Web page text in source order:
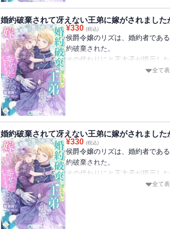
『婚約破棄されて冴えない王弟
ます（１）』には「本編 ポー
編 王弟殿下のことを教えてくだ
トに励む彼と一緒に過ごすうち
んどんポールに惹かれていく・
ぽっちゃり体型だったポールは
れる美丈夫となり、そんな夫に
『婚約破棄されて冴えない王弟
ます（２）』には「本編 王弟
い素質のある人物だそうで・・
にわかには信じられないリズだ
なり彼を一流の男に育てることを
しかし、結婚後もポールはリズ
トに励む彼と一緒に過ごすうち
んどんポールに惹かれていく・
ぽっちゃり体型だったポールは
れる美丈夫となり、そんな夫に
『婚約破棄されて冴えない王弟
ます（３）』には「本編 それ
婚約破棄されて冴えない王弟に嫁がされました
¥330 (税込)
侯爵令嬢のリズは、婚約者であ
約破棄された。
その代わりにと王太子が提示し
ポール・アンセンとの結婚だっ
王弟ポールは実は王太子をしの
い素質のある人物だそうで・・
にわかには信じられないリズだ
なり彼を一流の男に育てること
しかし、結婚後もポールはリズ
全て
婚約破棄されて冴えない王弟に嫁がされました
¥330 (税込)
侯爵令嬢のリズは、婚約者であ
約破棄された。
その代わりにと王太子が提示し
ポール・アンセンとの結婚だっ
全て